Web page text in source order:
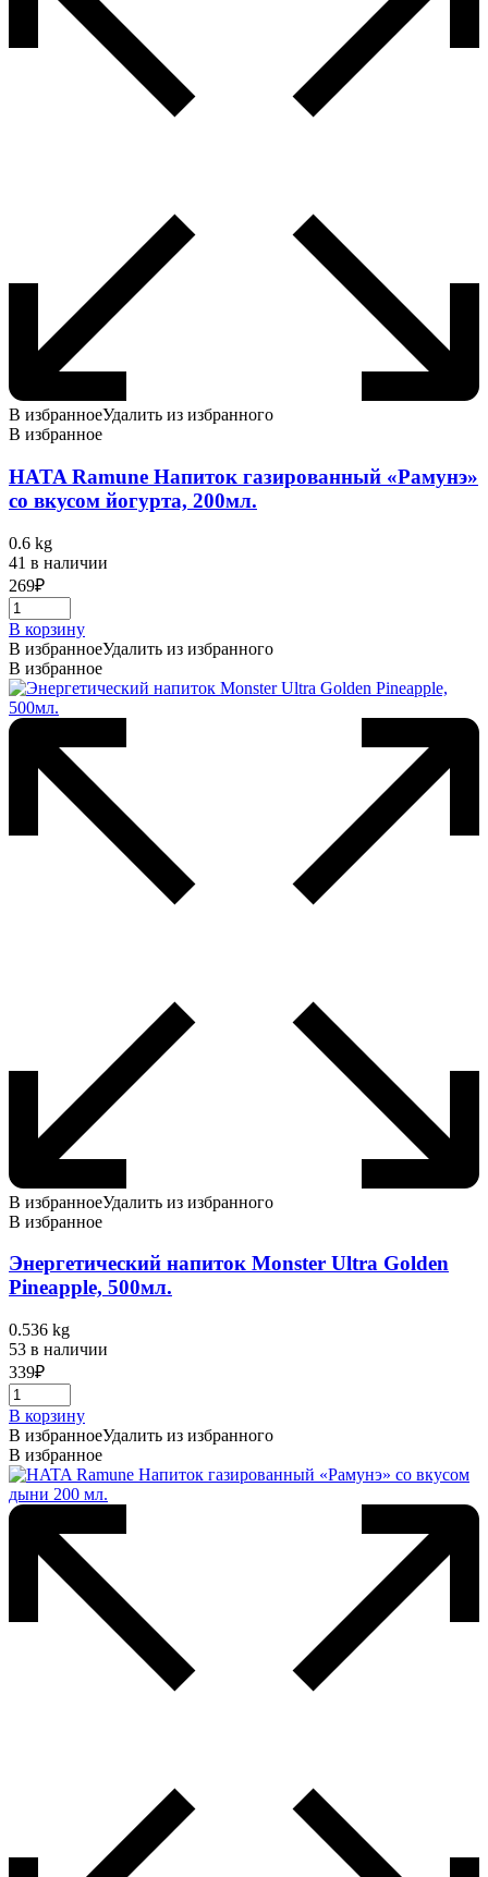
В избранноеУдалить из избранного
В избранное
HATA Ramune Напиток газированный «Рамунэ»
со вкусом йогурта, 200мл.
0.6 kg
41 в наличии
269₽
В корзину
В избранноеУдалить из избранного
В избранное
В избранноеУдалить из избранного
В избранное
Энергетический напиток Monster Ultra Golden
Pineapple, 500мл.
0.536 kg
53 в наличии
339₽
В корзину
В избранноеУдалить из избранного
В избранное